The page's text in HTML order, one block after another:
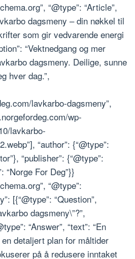
“@type”: “Article”,
dagsmeny – din nøkkel til
som gir vedvarende energi
“Vektnedgang og mer
dagsmeny. Deilige, sunne
hver dag.”,
lavkarbo-dagsmeny”,
wp-
lavkarbo-
“author”: {“@type”:
“publisher”: {“@type”:
“Norge For Deg”}}
“@type”:
[{“@type”: “Question”,
dagsmeny\”?”,
“Answer”, “text”: “En
detaljert plan for måltider
på å redusere inntaket